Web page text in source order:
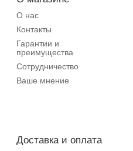
О нас
Контакты
Гарантии и
преимущества
Сотрудничество
Ваше мнение
Доставка и оплата